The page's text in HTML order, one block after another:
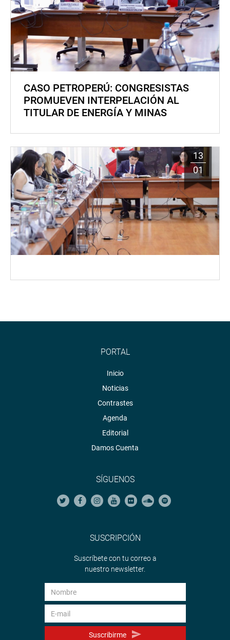
CASO PETROPERÚ: CONGRESISTAS
PROMUEVEN INTERPELACIÓN AL
TITULAR DE ENERGÍA Y MINAS
13
01
PORTAL
Inicio
Noticias
Contrastes
Agenda
Editorial
Damos Cuenta
SÍGUENOS
SUSCRIPCIÓN
Suscríbete con tu correo a
nuestro newsletter.
Suscribirme